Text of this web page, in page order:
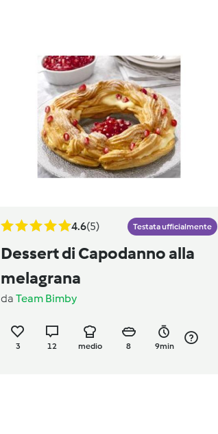
4.6(5) Testata ufficialmente
Dessert di Capodanno alla
melagrana
da Team Bimby
3 12 medio 8 9min